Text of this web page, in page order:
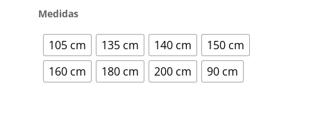
Medidas
105 cm 135 cm 140 cm
150 cm
160 cm
180 cm 200 cm 90 cm